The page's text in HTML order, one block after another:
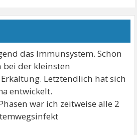
das Immunsystem. Schon
der kleinsten
Letztendlich hat sich
entwickelt.
war ich zeitweise alle 2